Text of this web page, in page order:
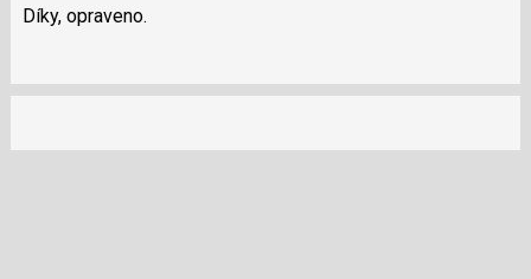
i
pro
Díky, opraveno.